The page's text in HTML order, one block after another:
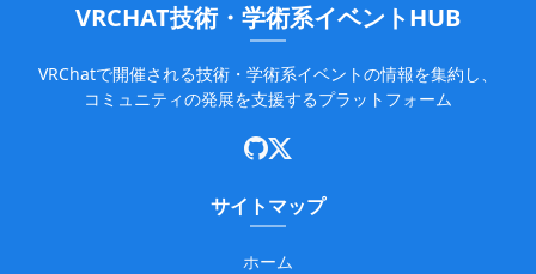
VRCHAT技術・学術系イベントHUB
VRChatで開催される技術・学術系イベントの情報を集約し、
コミュニティの発展を支援するプラットフォーム
サイトマップ
ホーム